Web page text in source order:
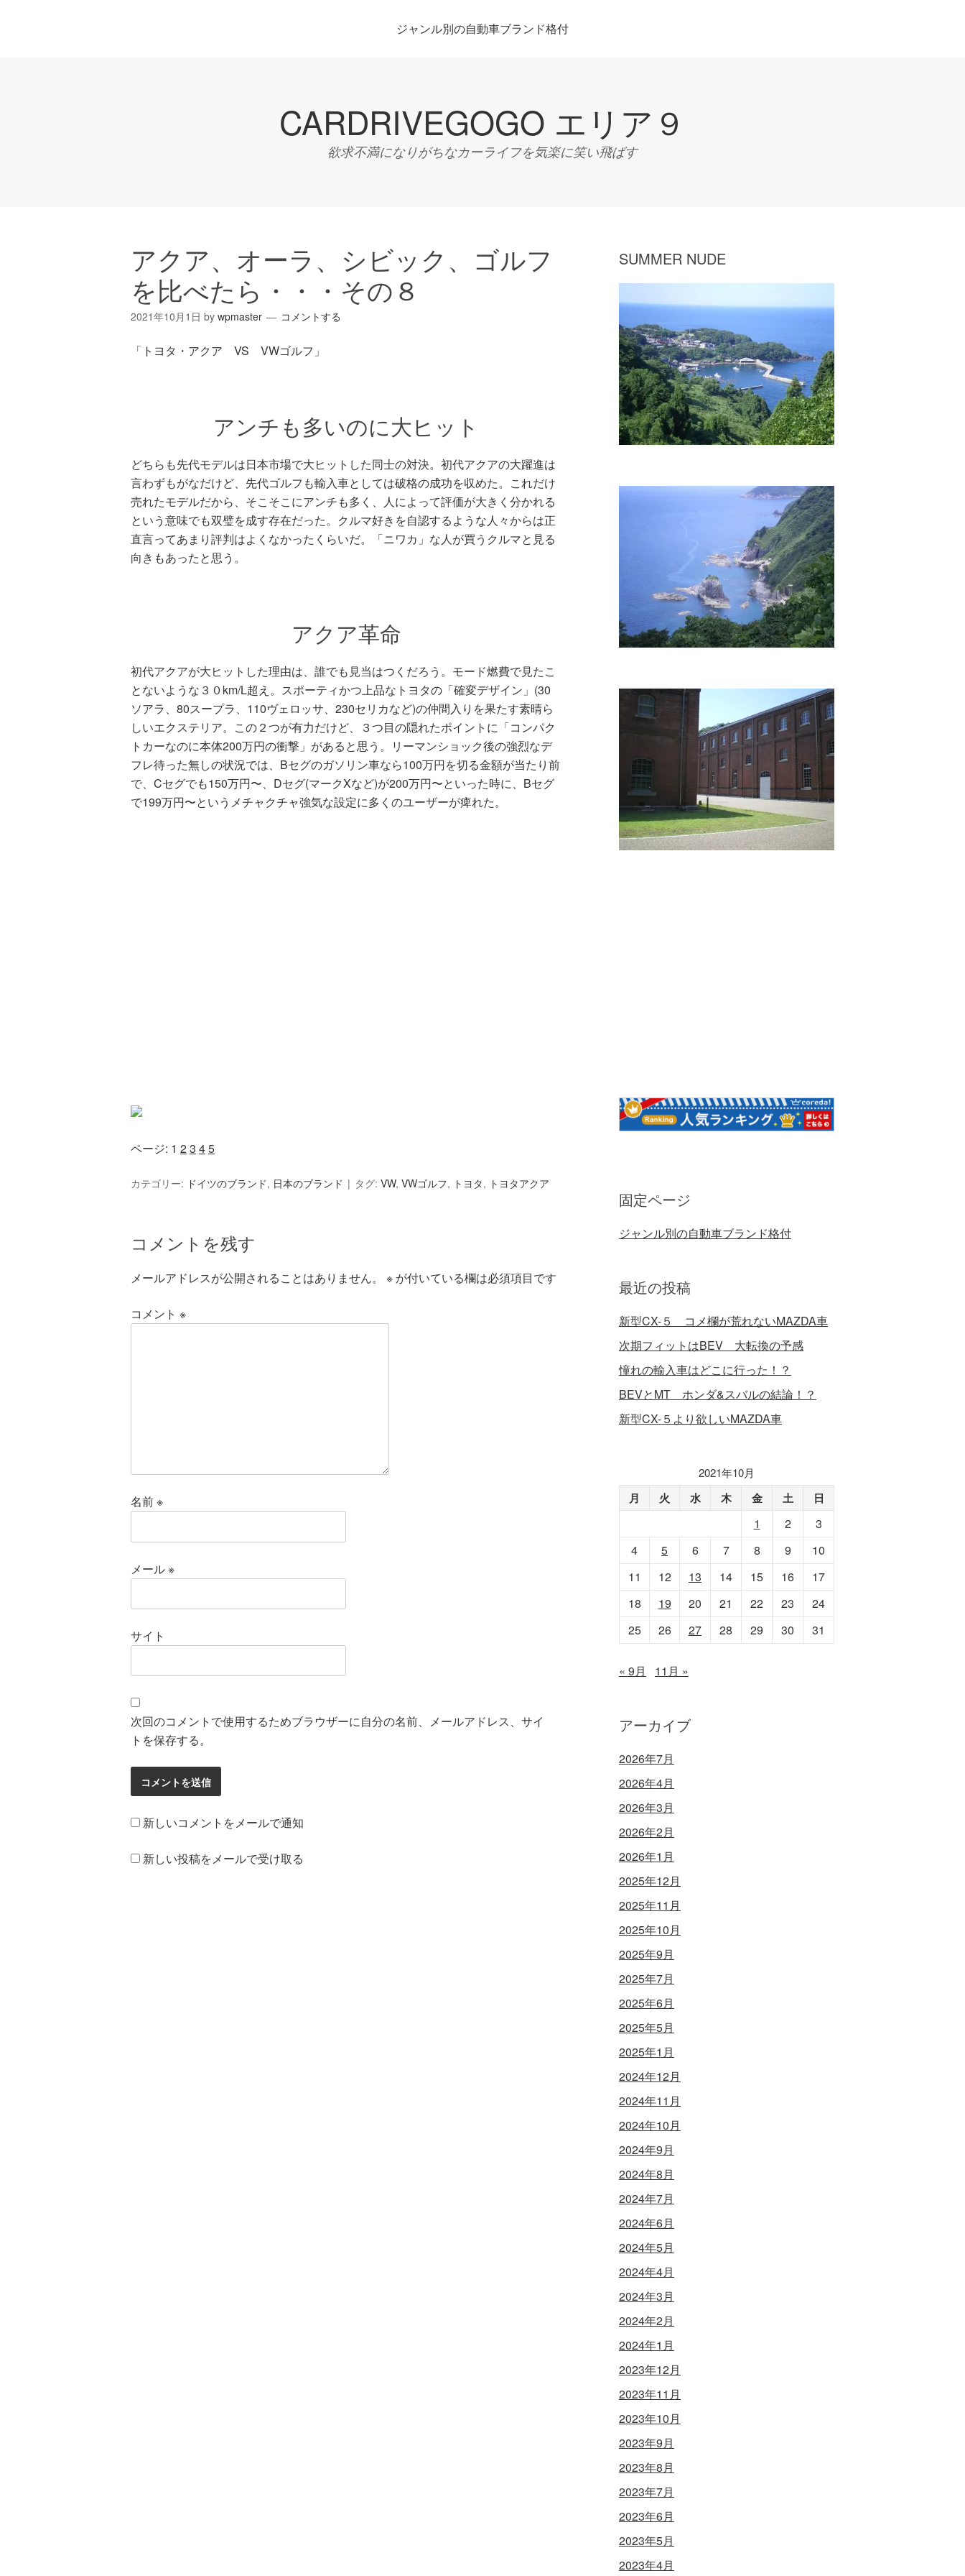
ジャンル別の自動車ブランド格付
CARDRIVEGOGO エリア９
欲求不満になりがちなカーライフを気楽に笑い飛ばす
アクア、オーラ、シビック、ゴルフ
を比べたら・・・その８
2021年10月1日 by wpmaster コメントする
「トヨタ・アクア VS VWゴルフ」
アンチも多いのに大ヒット
どちらも先代モデルは日本市場で大ヒットした同士の対決。初代アクアの大躍進は
言わずもがなだけど、先代ゴルフも輸入車としては破格の成功を収めた。これだけ
売れたモデルだから、そこそこにアンチも多く、人によって評価が大きく分かれる
という意味でも双璧を成す存在だった。クルマ好きを自認するような人々からは正
直言ってあまり評判はよくなかったくらいだ。「ニワカ」な人が買うクルマと見る
向きもあったと思う。
アクア革命
初代アクアが大ヒットした理由は、誰でも見当はつくだろう。モード燃費で見たこ
とないような３０km/L超え。スポーティかつ上品なトヨタの「確変デザイン」(30
ソアラ、80スープラ、110ヴェロッサ、230セリカなど)の仲間入りを果たす素晴ら
しいエクステリア。この２つが有力だけど、３つ目の隠れたポイントに「コンパク
トカーなのに本体200万円の衝撃」があると思う。リーマンショック後の強烈なデ
フレ待った無しの状況では、Bセグのガソリン車なら100万円を切る金額が当たり前
で、Cセグでも150万円〜、Dセグ(マークXなど)が200万円〜といった時に、Bセグ
で199万円〜というメチャクチャ強気な設定に多くのユーザーが痺れた。
ページ: 1 23 45
カテゴリー: ドイツのブランド, 日本のブランド タグ: VW, VWゴルフ, トヨタ, トヨタアクア
コメントを残す
メールアドレスが公開されることはありません。 ※ が付いている欄は必須項目です
コメント ※
名前※
メール※
サイト
次回のコメントで使用するためブラウザーに自分の名前、メールアドレス、サイ
トを保存する。
新しいコメントをメールで通知
新しい投稿をメールで受け取る
SUMMER NUDE
固定ページ
ジャンル別の自動車ブランド格付
最近の投稿
新型CX-５ コメ欄が荒れないMAZDA車
次期フィットはBEV 大転換の予感
憧れの輸入車はどこに行った！？
BEVとMT ホンダ&スバルの結論！？
新型CX-５より欲しいMAZDA車
2021年10月
月 火 水 木 金 土 日
1 2
3
4
5 6 7 8 9
10
11
12 13 14 15 16
17
18
19 20 21 22 23
24
25
26 27 28 29 30 31
« 9月 11月 »
アーカイブ
2026年7月
2026年4月
2026年3月
2026年2月
2026年1月
2025年12月
2025年11月
2025年10月
2025年9月
2025年7月
2025年6月
2025年5月
2025年1月
2024年12月
2024年11月
2024年10月
2024年9月
2024年8月
2024年7月
2024年6月
2024年5月
2024年4月
2024年3月
2024年2月
2024年1月
2023年12月
2023年11月
2023年10月
2023年9月
2023年8月
2023年7月
2023年6月
2023年5月
2023年4月